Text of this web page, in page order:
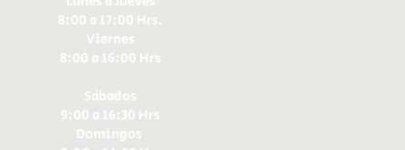
8:00 a 17:00 Hrs.
Viernes
8:00 a 16:00 Hrs​
Sábados
9:00 a 16:30 Hrs
Domingos